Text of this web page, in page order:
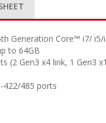
Generation Core™ i7/
to 64GB
(2 Gen3 x4 link, 1 Gen3
422/485 ports